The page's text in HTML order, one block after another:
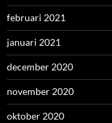
februari 2021
januari 2021
december 2020
november 2020
oktober 2020